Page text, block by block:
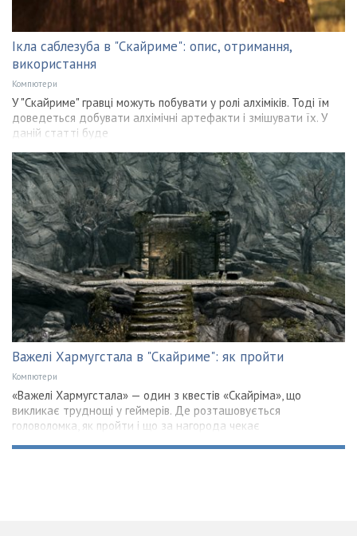
Ікла саблезуба в "Скайриме": опис, отримання,
використання
Компютери
У "Скайриме" гравці можуть побувати у ролі алхіміків. Тоді їм
доведеться добувати алхімічні артефакти і змішувати їх. У
даній статті буде
Важелі Хармугстала в "Скайриме": як пройти
Компютери
«Важелі Хармугстала» — один з квестів «Скайріма», що
викликає труднощі у геймерів. Де розташовується
головоломка, як пройти і що за нагорода чекає